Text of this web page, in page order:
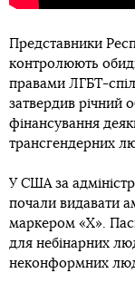
Представники
контролюють
правами ЛГБТ-
затвердив річний
фінансування
трансгендерних
У США за
почали видавати
маркером «X».
для небінарних
неконформних